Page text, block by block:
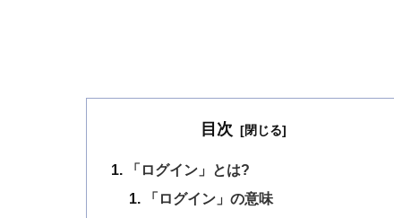
目次
「ログイン」とは?
「ログイン」の意味